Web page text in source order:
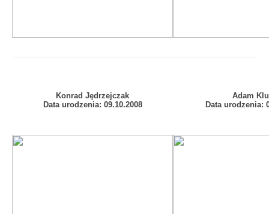
Konrad Jędrzejczak
Data urodzenia: 09.10.2008
Adam
Data urodzenia: